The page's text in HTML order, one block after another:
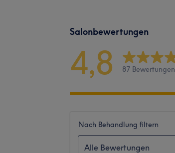
Salonbewertungen
4,8 87 Bewertungen
Nach Behandlung filtern
Alle Bewertungen